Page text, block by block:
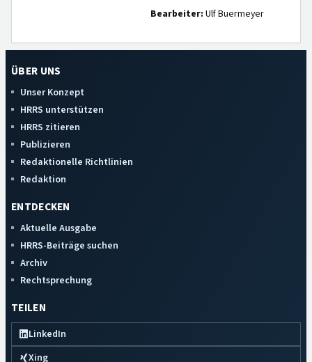
Bearbeiter: Ulf Buermeyer
ÜBER UNS
Unser Konzept
HRRS unterstützen
HRRS zitieren
Publizieren
Redaktionelle Richtlinien
Redaktion
ENTDECKEN
Aktuelle Ausgabe
HRRS-Beiträge suchen
Archiv
Rechtsprechung
TEILEN
LinkedIn
Xing